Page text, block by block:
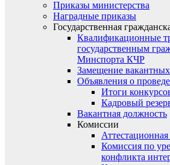
Приказы министерства
Наградные приказы
Государственная
Квалификационные
государственным
Минспорта КЧР
Замещение
Объявления о
Итоги
Кадровый
Вакантная должность
Комиссии
Комиссия по
конфликта